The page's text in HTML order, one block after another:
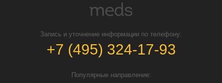
Запись и уточнение информации по телефону:
+7 (495) 324-17-93
Популярные направление: